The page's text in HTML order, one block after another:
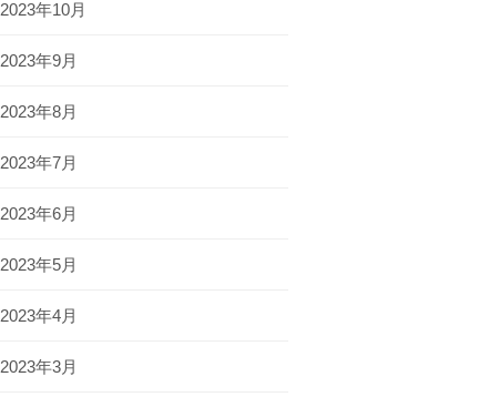
2023年10月
2023年9月
2023年8月
2023年7月
2023年6月
2023年5月
2023年4月
2023年3月